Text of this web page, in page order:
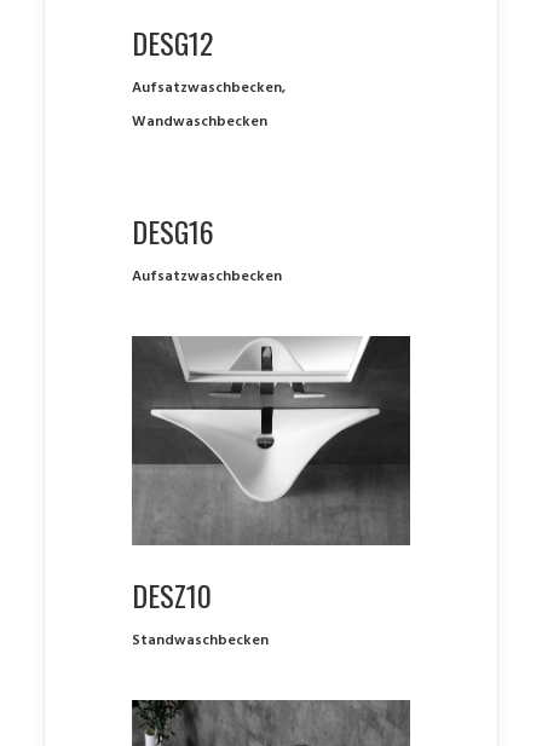
DESG12
Aufsatzwaschbecken,
Wandwaschbecken
DESG16
Aufsatzwaschbecken
DESZ10
Standwaschbecken